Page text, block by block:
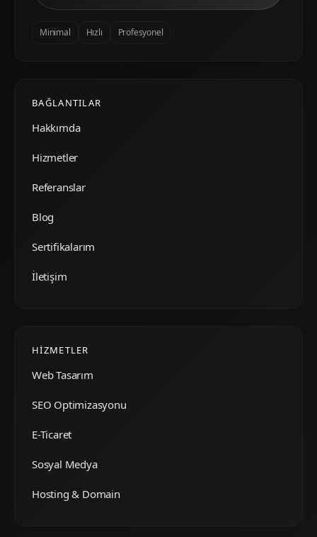
Minimal Hızlı Profesyonel
BAĞLANTILAR
Hakkımda
Hizmetler
Referanslar
Blog
Sertifikalarım
İletişim
HIZMETLER
Web Tasarım
SEO Optimizasyonu
E-Ticaret
Sosyal Medya
Hosting & Domain